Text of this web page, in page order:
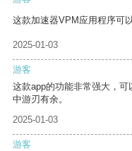
这款加速器VPM应用程序可
2025-01-03
游客
这款app的功能非常强大，
中游刃有余。
2025-01-03
游客